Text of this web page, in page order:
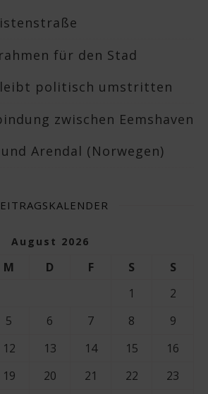
für den Stad
politisch umstritten
zwischen Eemshaven
Arendal (Norwegen)
August 2026
M D F S
S
1
2
5 6 7 8
9
12 13 14 15
16
19 20 21 22
23